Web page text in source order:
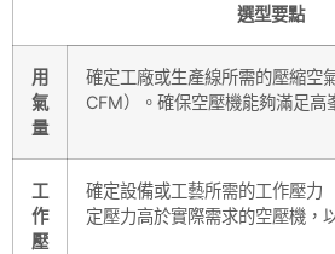
選型要點
用
氣
量
確定工廠或生產線所需的壓縮空
CFM）。確保空壓機能夠滿足高
工
作
壓
確定設備或工藝所需的工作壓力
定壓力高於實際需求的空壓機，